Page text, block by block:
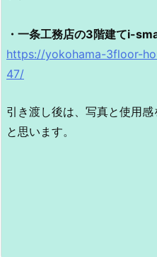
・一条工務店の3階建てi-
https://yokohama-3floor-
47/
引き渡し後は、写真と使用
と思います。